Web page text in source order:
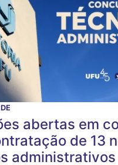
abertas em
de 13
administrativos